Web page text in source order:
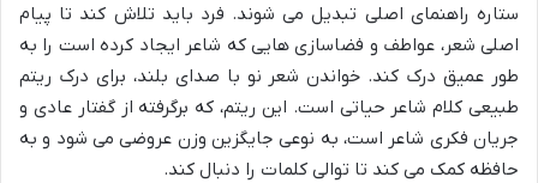
ستاره راهنمای اصلی تبدیل می شوند. فرد باید تلاش کند تا پیام
اصلی شعر، عواطف و فضاسازی هایی که شاعر ایجاد کرده است را به
طور عمیق درک کند. خواندن شعر نو با صدای بلند، برای درک ریتم
طبیعی کلام شاعر حیاتی است. این ریتم، که برگرفته از گفتار عادی و
جریان فکری شاعر است، به نوعی جایگزین وزن عروضی می شود و به
حافظه کمک می کند تا توالی کلمات را دنبال کند.